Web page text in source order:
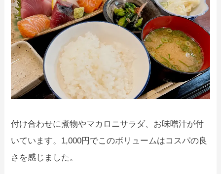
付け合わせに煮物やマカロニサラダ、お味噌汁が付
いています。1,000円でこのボリュームはコスパの良
さを感じました。